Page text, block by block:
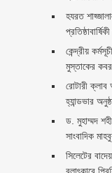
হযরত
কেন্দ্রীয়
মুস্তাকের কবর
রোটারী ক্লাব
হ্যান্ডভার
ড. মুহাম্মদ
সাংবাদিক
সিলেটের
বলাৎকারে